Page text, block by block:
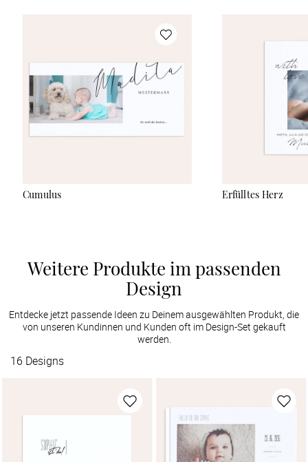
Cumulus Erfülltes Herz
Weitere Produkte im passenden
Design
Entdecke jetzt passende Ideen zu Deinem ausgewählten Produkt, die
von unseren Kundinnen und Kunden oft im Design-Set gekauft
werden.
16 Designs